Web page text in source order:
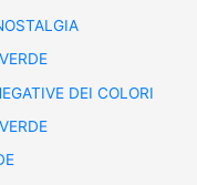
DEI COLORI